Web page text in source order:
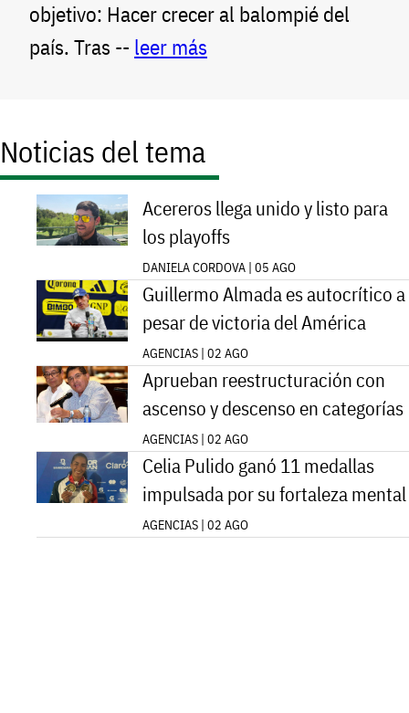
objetivo: Hacer crecer al balompié del
país. Tras -- leer más
Noticias del tema
Acereros llega unido y listo para
los playoffs
DANIELA CORDOVA | 05 AGO
Guillermo Almada es autocrítico a
pesar de victoria del América
AGENCIAS | 02 AGO
Aprueban reestructuración con
ascenso y descenso en categorías
AGENCIAS | 02 AGO
Celia Pulido ganó 11 medallas
impulsada por su fortaleza mental
AGENCIAS | 02 AGO